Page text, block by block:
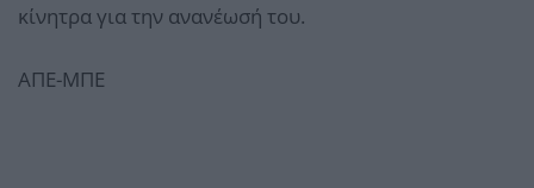
κίνητρα για την ανανέωσή του.
ΑΠΕ-ΜΠΕ